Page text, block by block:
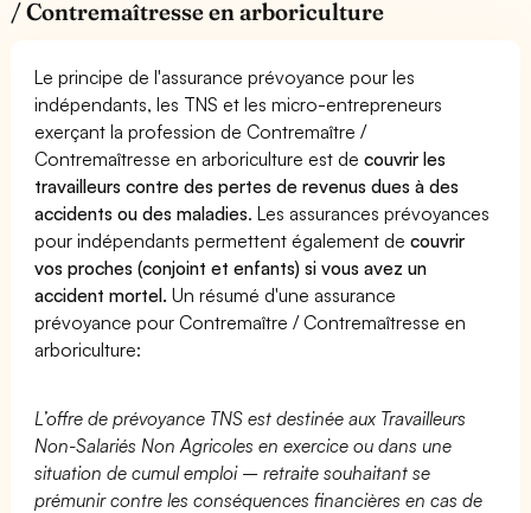
/ Contremaîtresse en arboriculture
Le principe de l'assurance prévoyance pour les
indépendants, les TNS et les micro-entrepreneurs
exerçant la profession de Contremaître /
Contremaîtresse en arboriculture est decouvrir les
travailleurs contre des pertes de revenus dues à des
accidents ou des maladies. Les assurances prévoyances
pour indépendants permettent également decouvrir
vos proches (conjoint et enfants) si vous avez un
accident mortel. Un résumé d'une assurance
prévoyance pour Contremaître / Contremaîtresse en
arboriculture:
L’offre de prévoyance TNS est destinée aux Travailleurs
Non-Salariés Non Agricoles en exercice ou dans une
situation de cumul emploi – retraite souhaitant se
prémunir contre les conséquences financières en cas de